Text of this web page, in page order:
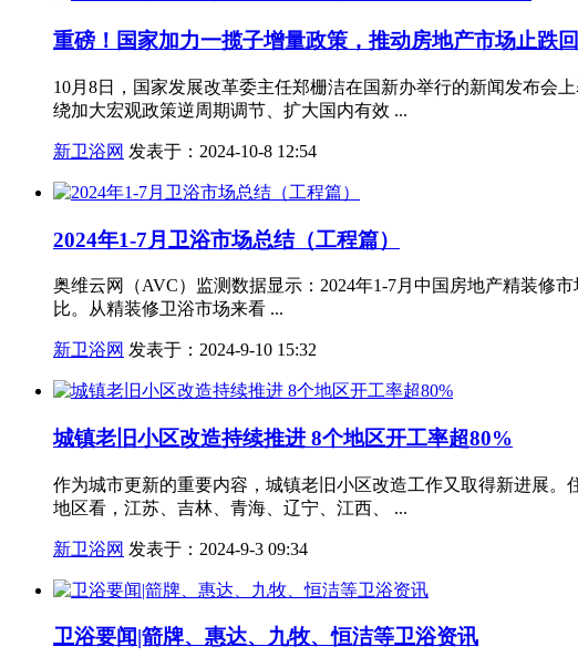
重磅！国家加力一揽子增量政策，推动房地产市场止跌
10月8日，国家发展改革委主任郑栅洁在国新办举行的新闻发布会
绕加大宏观政策逆周期调节、扩大国内有效 ...
新卫浴网 发表于：2024-10-8 12:54
2024年1-7月卫浴市场总结（工程篇）
奥维云网（AVC）监测数据显示：2024年1-7月中国房地产精装修
比。从精装修卫浴市场来看 ...
新卫浴网 发表于：2024-9-10 15:32
城镇老旧小区改造持续推进 8个地区开工率超80%
作为城市更新的重要内容，城镇老旧小区改造工作又取得新进展
地区看，江苏、吉林、青海、辽宁、江西、 ...
新卫浴网 发表于：2024-9-3 09:34
卫浴要闻|箭牌、惠达、九牧、恒洁等卫浴资讯